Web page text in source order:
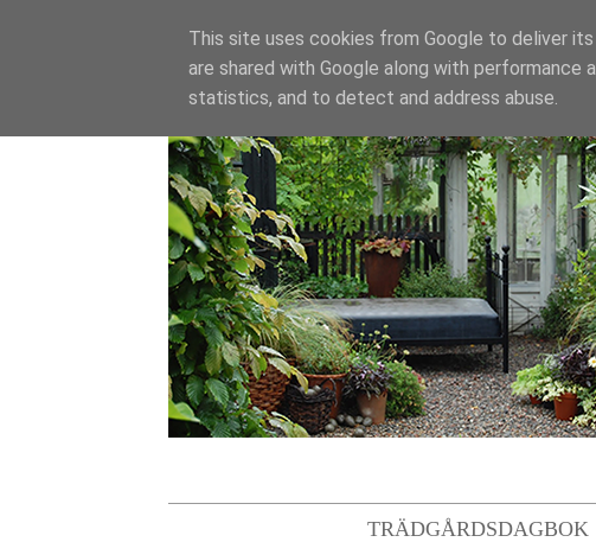
TRÄDGÅRDSDAGBOK
This site uses cookies from Google to deliver
are shared with Google along with
statistics, and to detect and address abuse.